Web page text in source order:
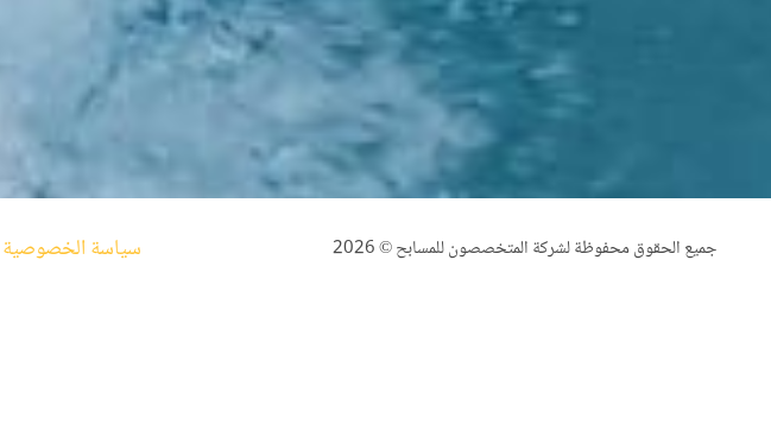
جميع الحقوق محفوظة لشركة المتخصصون للمسابح © 2026 سياسة الخصوصية